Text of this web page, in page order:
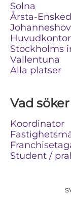
Solna
Årsta-
Stockholms
Vallentuna
Alla platser
Vad
Koordinator
Student /